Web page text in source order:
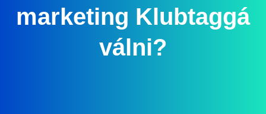
marketing Klubtaggá
válni?